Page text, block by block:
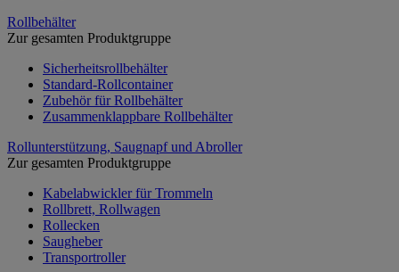
Rollbehälter
Zur gesamten Produktgruppe
Sicherheitsrollbehälter
Standard-Rollcontainer
Zubehör für Rollbehälter
Zusammenklappbare Rollbehälter
Rollunterstützung, Saugnapf und Abroller
Zur gesamten Produktgruppe
Kabelabwickler für Trommeln
Rollbrett, Rollwagen
Rollecken
Saugheber
Transportroller